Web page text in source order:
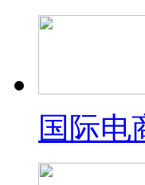
国际电